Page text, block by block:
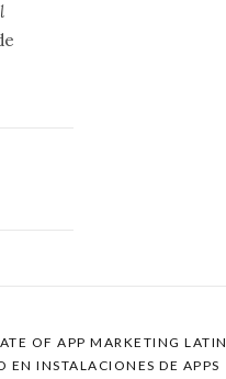
OF APP MARKETING LATIN
INSTALACIONES DE APPS